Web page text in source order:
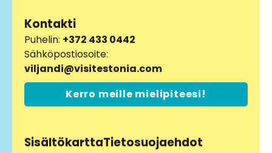
Kontakti
Puhelin: +372 433 0442
Sähköpostiosoite:
viljandi@visitestonia.com
Kerro meille mielipiteesi!
SisältökarttaTietosuojaehdot